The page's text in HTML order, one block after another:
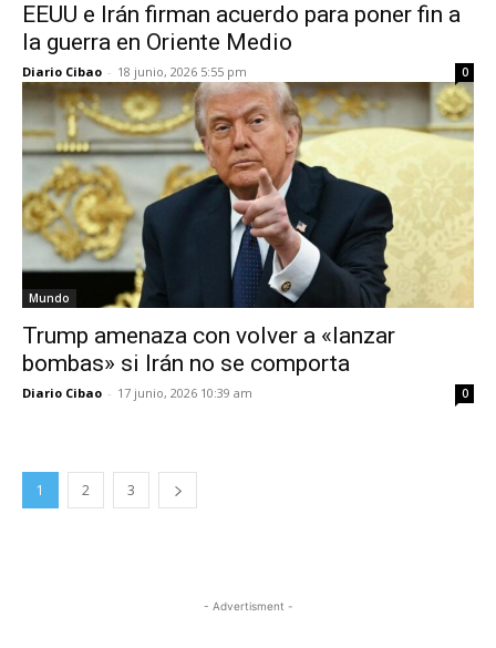
EEUU e Irán firman acuerdo para poner fin a
la guerra en Oriente Medio
Diario Cibao - 18 junio, 2026 5:55 pm 0
Mundo
Trump amenaza con volver a «lanzar
bombas» si Irán no se comporta
Diario Cibao - 17 junio, 2026 10:39 am 0
1 2 3
- Advertisment -